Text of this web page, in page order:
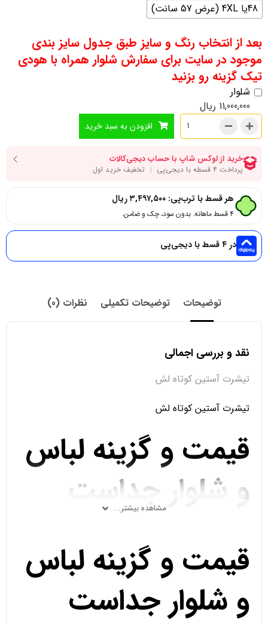
48یا 4XL (عرض 57 سانت)
بعد از انتخاب رنگ و سایز طبق جدول سایز بندی
موجود در سایت برای سفارش شلوار همراه با هودی
تیک گزینه رو بزنید
شلوار
11,000,000 ریال
افزودن به سبد خرید
هر قسط با ترب‌پی: ۳,۴۹۷,۵۰۰ریال
۴ قسط ماهانه. بدون سود، چک و ضامن.
در ۴ قسط با دیجی‌پی
توضیحات توضیحات تکمیلی نظرات (0)
نقد و بررسی اجمالی
تیشرت آستین کوتاه لش
تیشرت آستین کوتاه لش
قیمت و گزینه لباس
و شلوار جداست
مشاهده بیشتر...
قیمت و گزینه لباس
و شلوار جداست